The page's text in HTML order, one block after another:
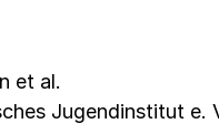
et al.
Jugendinstitut e.